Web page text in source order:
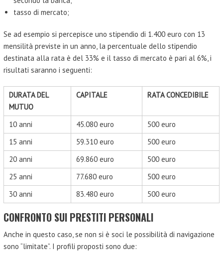
tasso di mercato;
Se ad esempio si percepisce uno stipendio di 1.400 euro con 13
mensilità previste in un anno, la percentuale dello stipendio
destinata alla rata è del 33% e il tasso di mercato è pari al 6%, i
risultati saranno i seguenti:
DURATA DEL
MUTUO
CAPITALE RATA CONCEDIBILE
10 anni 45.080 euro
500 euro
15 anni
59.310 euro
500 euro
20 anni
69.860 euro
500 euro
25 anni
77.680 euro
500 euro
30 anni
83.480 euro 500 euro
CONFRONTO SUI PRESTITI PERSONALI
Anche in questo caso, se non si è soci le possibilità di navigazione
sono “limitate”. I profili proposti sono due: